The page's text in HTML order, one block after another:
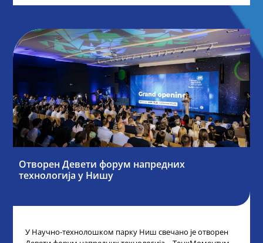
Отворен Девети форум напредних
технологија у Нишу
У Научно-технолошком парку Ниш свечано је отворен